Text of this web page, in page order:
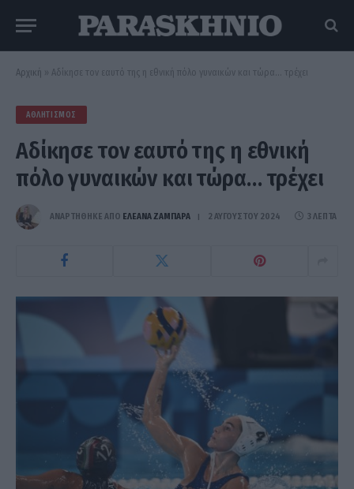
Αρχική » Αδίκησε τον εαυτό της η εθνική πόλο γυναικών και τώρα… τρέχει
ΑΘΛΗΤΙΣΜΌΣ
Αδίκησε τον εαυτό της η εθνική
πόλο γυναικών και τώρα… τρέχει
ΑΝΑΡΤΗΘΗΚΕ ΑΠΟ ΕΛΕΑΝΑ ΖΑΜΠΑΡΑ 2 ΑΥΓΟΎΣΤΟΥ 2024 3 ΛΕΠΤΆ